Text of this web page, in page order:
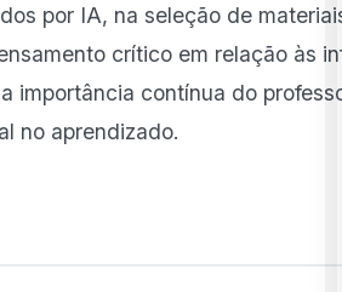
por IA, na seleção de
crítico em relação às
importância contínua do
no aprendizado.